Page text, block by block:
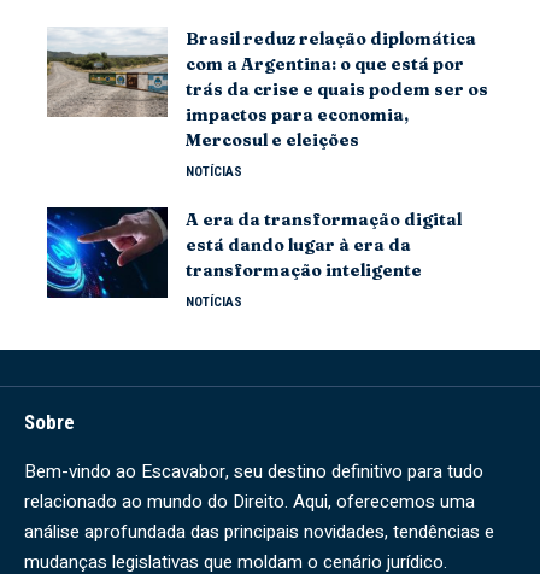
Brasil reduz relação diplomática
com a Argentina: o que está por
trás da crise e quais podem ser os
impactos para economia,
Mercosul e eleições
NOTÍCIAS
A era da transformação digital
está dando lugar à era da
transformação inteligente
NOTÍCIAS
Sobre
Bem-vindo ao Escavabor, seu destino definitivo para tudo
relacionado ao mundo do Direito. Aqui, oferecemos uma
análise aprofundada das principais novidades, tendências e
mudanças legislativas que moldam o cenário jurídico.